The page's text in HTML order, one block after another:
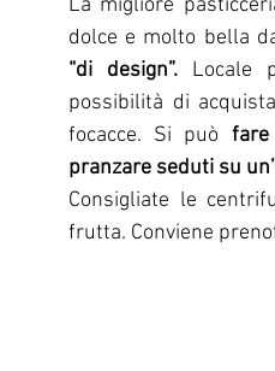
La migliore
dolce e molto bella
“di design”. Locale
possibilità di
focacce. Si può fare
pranzare seduti su
Consigliate le
frutta. Conviene